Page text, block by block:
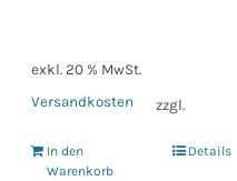
exkl. 20 % MwSt.
zzgl.
Versandkosten
In den
Warenkorb
Details